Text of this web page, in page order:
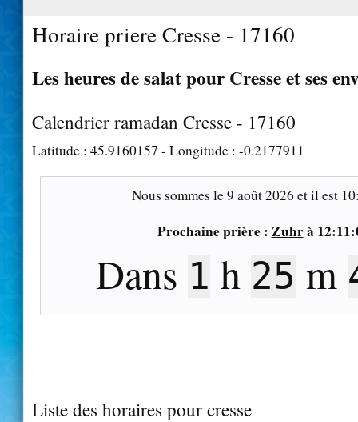
Horaire priere Cresse - 17160
Les heures de salat pour Cresse et ses
Calendrier ramadan Cresse - 17160
Latitude : 45.9160157 - Longitude : -0.2177911
Nous sommes le9 août 2026 et il est
Prochaine prière : Zuhrà
Dans 1 h 25 m
Liste des horaires pour cresse